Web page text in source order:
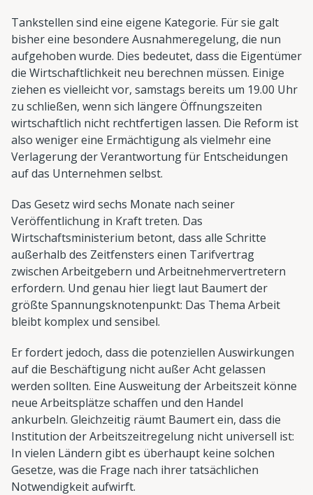
Tankstellen sind eine eigene Kategorie. Für sie galt
bisher eine besondere Ausnahmeregelung, die nun
aufgehoben wurde. Dies bedeutet, dass die Eigentümer
die Wirtschaftlichkeit neu berechnen müssen. Einige
ziehen es vielleicht vor, samstags bereits um 19.00 Uhr
zu schließen, wenn sich längere Öffnungszeiten
wirtschaftlich nicht rechtfertigen lassen. Die Reform ist
also weniger eine Ermächtigung als vielmehr eine
Verlagerung der Verantwortung für Entscheidungen
auf das Unternehmen selbst.
Das Gesetz wird sechs Monate nach seiner
Veröffentlichung in Kraft treten. Das
Wirtschaftsministerium betont, dass alle Schritte
außerhalb des Zeitfensters einen Tarifvertrag
zwischen Arbeitgebern und Arbeitnehmervertretern
erfordern. Und genau hier liegt laut Baumert der
größte Spannungsknotenpunkt: Das Thema Arbeit
bleibt komplex und sensibel.
Er fordert jedoch, dass die potenziellen Auswirkungen
auf die Beschäftigung nicht außer Acht gelassen
werden sollten. Eine Ausweitung der Arbeitszeit könne
neue Arbeitsplätze schaffen und den Handel
ankurbeln. Gleichzeitig räumt Baumert ein, dass die
Institution der Arbeitszeitregelung nicht universell ist:
In vielen Ländern gibt es überhaupt keine solchen
Gesetze, was die Frage nach ihrer tatsächlichen
Notwendigkeit aufwirft.